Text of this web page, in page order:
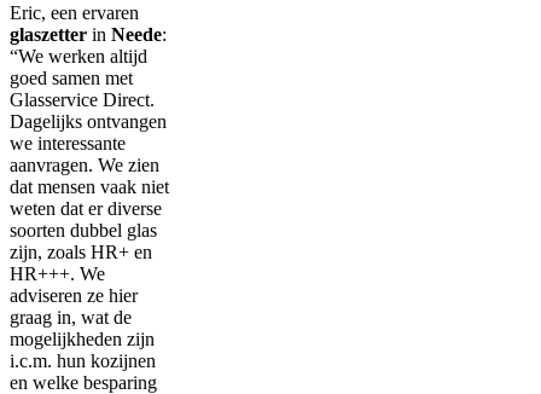
Eric, een ervaren
glaszetter in Neede:
“We werken altijd
goed samen met
Glasservice Direct.
Dagelijks ontvangen
we interessante
aanvragen. We zien
dat mensen vaak niet
weten dat er diverse
soorten dubbel glas
zijn, zoals HR+ en
HR+++. We
adviseren ze hier
graag in, wat de
mogelijkheden zijn
i.c.m. hun kozijnen
en welke besparing